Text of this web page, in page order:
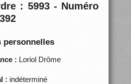
: 5993 - Numéro
personnelles
: Loriol Drôme
: indéterminé